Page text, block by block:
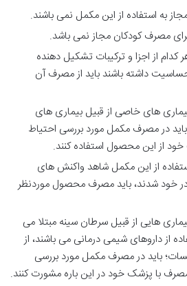
مجاز به استفاده از این مکمل نمی باشند.
مصرف کودکان مجاز نمی باشد.
کدام از اجزا و ترکیبات تشکیل دهنده
داشته باشند باید از مصرف آن
های خاصی از قبیل بیماری های
در مصرف مکمل مورد بررسی احتیاط
از این محصول استفاده کنند.
از این مکمل شاهد واکنش های
خود شدند، باید مصرف محصول موردنظر
هایی از قبیل سرطان سینه مبتلا می
از داروهای شیمی درمانی می باشند، از
باید در مصرف مکمل مورد بررسی
با پزشک خود در این باره مشورت کنند.